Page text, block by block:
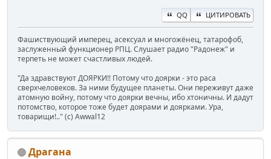
QQ ЦИТИРОВАТЬ
Фашиствующий имперец, асексуал и многожёнец, татарофоб,
заслуженный функционер РПЦ. Слушает радио "Радонеж" и
терпеть не может счастливых людей.
"Да здравствуют ДОЯРКИ!! Потому что доярки - это раса
сверхчеловеков. За ними будущее планеты. Они переживут даже
атомную войну, потому что доярки вечны, ибо хтоничны. И дадут
потомство, которое тоже будет доярами и доярками. Ура,
товарищи!.." (c) Awwal12
Драгана